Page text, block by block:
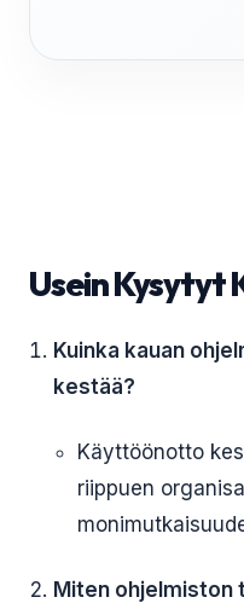
Usein Kysytyt
Kuinka kauan
kestää?
Käyttöönotto
riippuen
Miten